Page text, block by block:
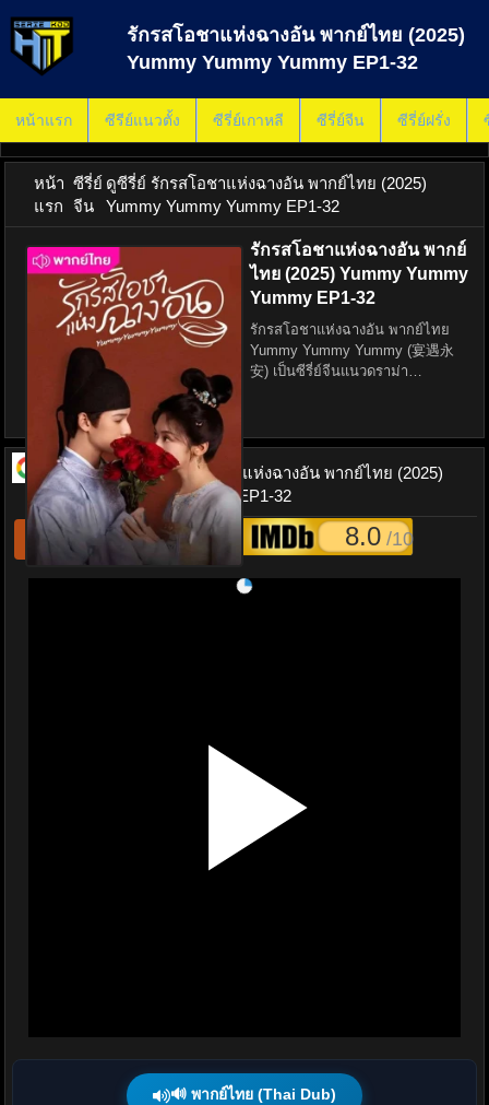
รักรสโอชาแห่งฉางอัน พากย์ไทย (2025)
Yummy Yummy Yummy EP1-32
หน้าแรก ซีรีย์แนวตั้ง ซีรี่ย์เกาหลี ซีรี่ย์จีน ซีรี่ย์ฝรั่ง
หน้า
แรก
ซีรี่ย์
จีน
ดูซีรี่ย์ รักรสโอชาแห่งฉางอัน พากย์ไทย (2025)
Yummy Yummy Yummy EP1-32
รักรสโอชาแห่งฉางอัน พากย์
ไทย (2025) Yummy Yummy
Yummy EP1-32
รักรสโอชาแห่งฉางอัน พากย์ไทย
Yummy Yummy Yummy (宴遇永
安) เป็นซีรี่ย์จีนแนวดราม่า
ซาบซึ้งเกี่ยวกับความรัก ความ
อาหารในยุค
ดูซีรี่ย์ ออนไลน์ รักรสโอชาแห่งฉางอัน พากย์ไทย (2025)
Yummy Yummy Yummy EP1-32
รีเฟชหนังไม่เล่น แจ้งหนังเสีย 8.0 /10
🔊 พากย์ไทย (Thai Dub)